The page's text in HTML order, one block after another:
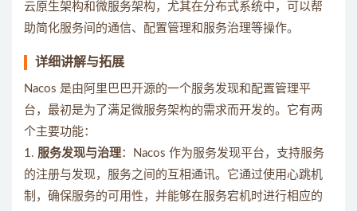
云原生架构和微服务架构，尤其在分布式系统中，可以帮
助简化服务间的通信、配置管理和服务治理等操作。
详细讲解与拓展
Nacos 是由阿里巴巴开源的一个服务发现和配置管理平
台，最初是为了满足微服务架构的需求而开发的。它有两
个主要功能：
1. 服务发现与治理：Nacos 作为服务发现平台，支持服务
的注册与发现，服务之间的互相通讯。它通过使用心跳机
制，确保服务的可用性，并能够在服务宕机时进行相应的